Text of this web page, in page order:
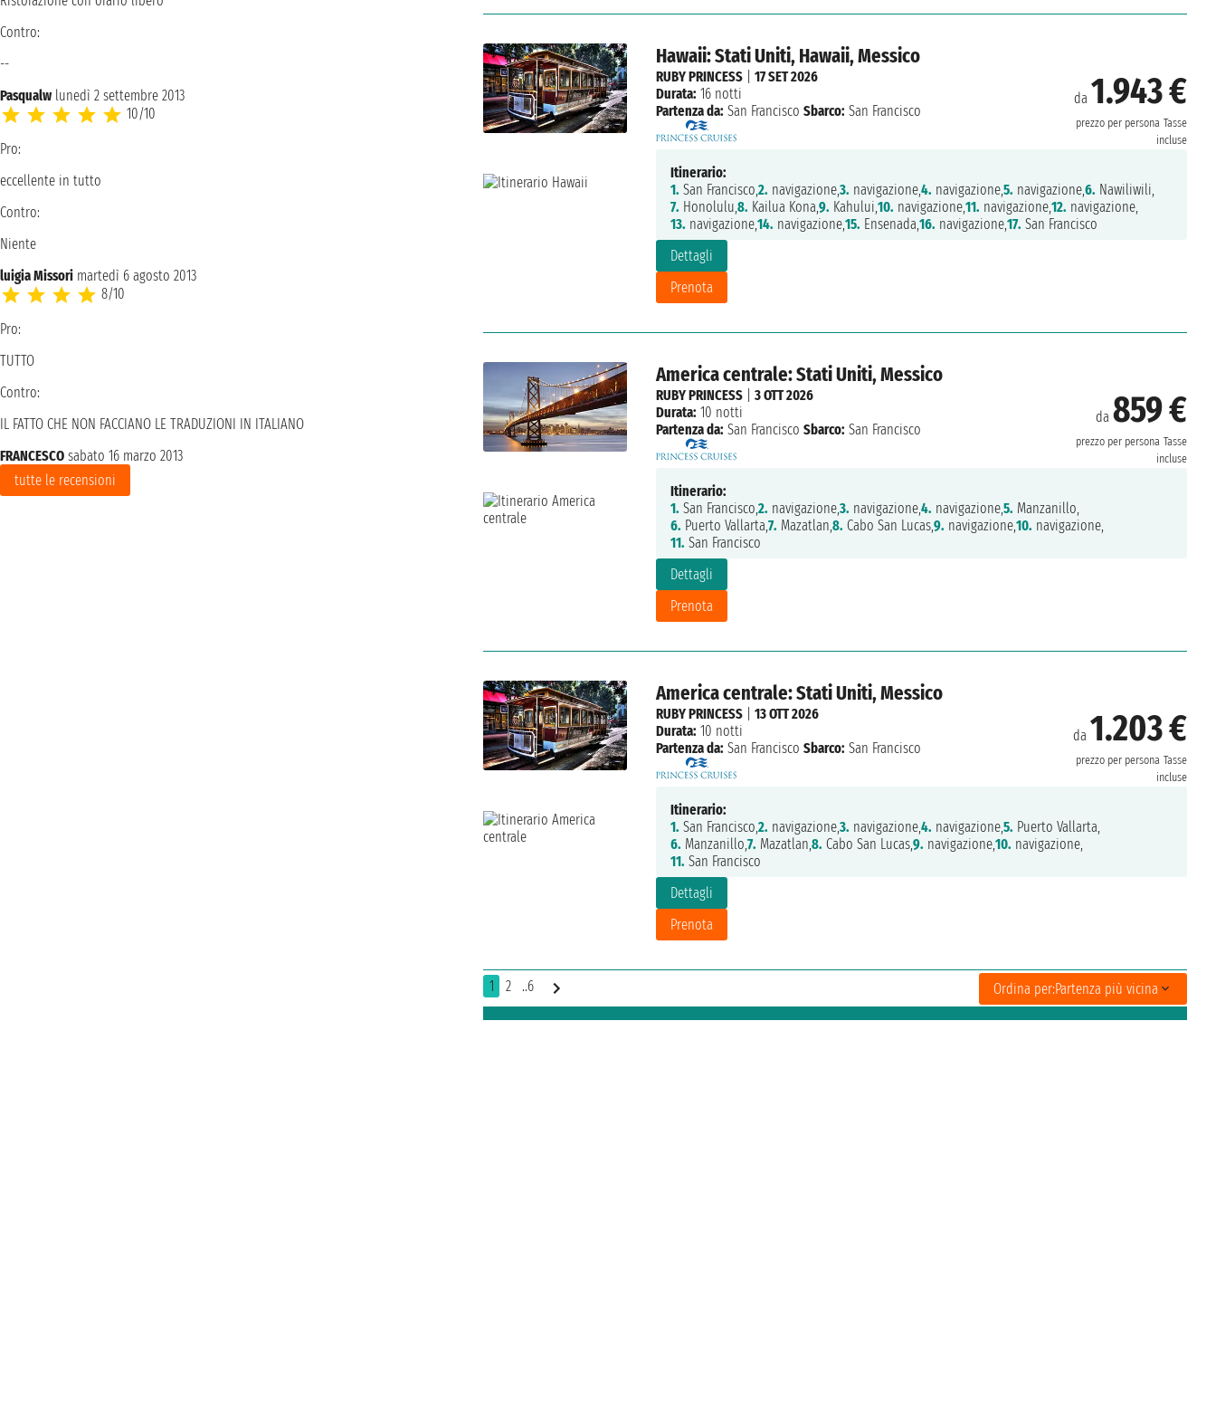
Hawaii: Stati Uniti, Hawaii, Messico
da 1.943 €
prezzo per persona Tasse
incluse
Dettagli
Prenota
RUBY PRINCESS| 17 SET 2026
Durata: 16 notti
Partenza da: San Francisco Sbarco: San Francisco
Itinerario:
1. San Francisco,2. navigazione,3. navigazione,4. navigazione,5. navigazione,6. Nawiliwili,
7. Honolulu,8. Kailua Kona,9. Kahului,10. navigazione,11. navigazione,12. navigazione,
13. navigazione,14. navigazione,15. Ensenada,16. navigazione,17. San Francisco
America centrale: Stati Uniti, Messico
da 859 €
prezzo per persona Tasse
incluse
Dettagli
Prenota
RUBY PRINCESS| 3 OTT 2026
Durata: 10 notti
Partenza da: San Francisco Sbarco: San Francisco
Itinerario:
1. San Francisco,2. navigazione,3. navigazione,4. navigazione,5. Manzanillo,
6. Puerto Vallarta,7. Mazatlan,8. Cabo San Lucas,9. navigazione,10. navigazione,
11. San Francisco
America centrale: Stati Uniti, Messico
da 1.203 €
prezzo per persona Tasse
incluse
Dettagli
Prenota
RUBY PRINCESS| 13 OTT 2026
Durata: 10 notti
Partenza da: San Francisco Sbarco: San Francisco
Itinerario:
1. San Francisco,2. navigazione,3. navigazione,4. navigazione,5. Puerto Vallarta,
6. Manzanillo,7. Mazatlan,8. Cabo San Lucas,9. navigazione,10. navigazione,
11. San Francisco
1 2 ..6 Ordina per:Partenza più vicina
Contro:
--
Pasqualw lunedì 2 settembre 2013
10/10
Pro:
eccellente in tutto
Contro:
Niente
luigia Missori martedì 6 agosto 2013
8/10
Pro:
TUTTO
Contro:
IL FATTO CHE NON FACCIANO LE TRADUZIONI IN ITALIANO
FRANCESCO sabato 16 marzo 2013
tutte le recensioni